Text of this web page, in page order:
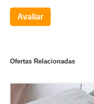
Avaliar
Ofertas Relacionadas